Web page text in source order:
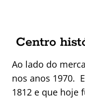
Centro
Ao lado do
nos anos 1970.
1812 e que hoje